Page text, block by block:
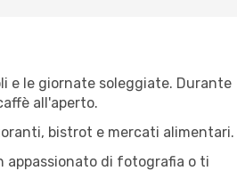
e le giornate soleggiate. Durante
all'aperto.
bistrot e mercati alimentari.
appassionato di fotografia o ti